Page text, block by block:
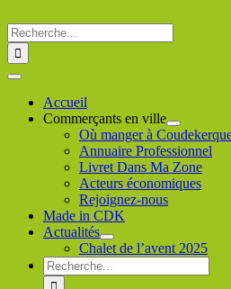
au
contenu
Rechercher
:
Toggle
NavigationAccueil
Commerçants en ville
Où manger à
Annuaire Professionnel
Livret Dans Ma Zone
Acteurs économiques
Rejoignez-nous
Made in CDK
Actualités
Chalet de l’avent 2025
Rechercher
: